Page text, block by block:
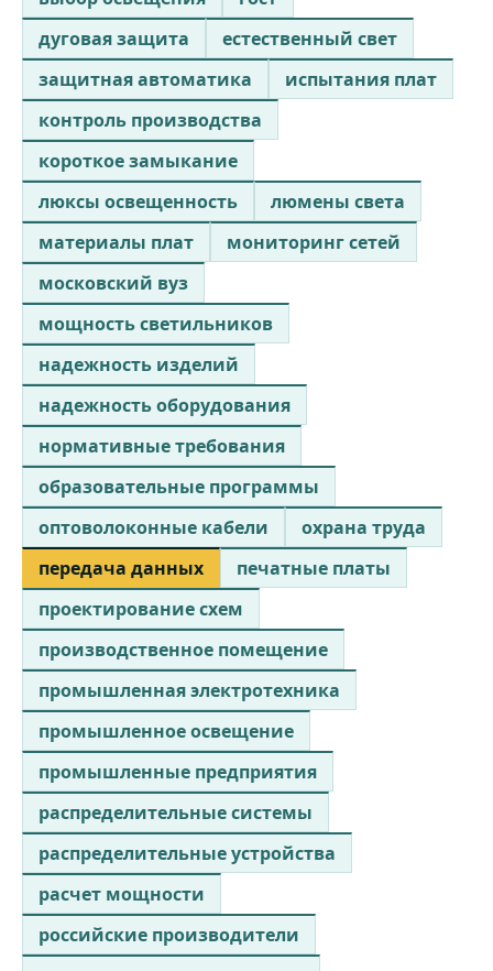
дуговая защита
естественный свет
защитная автоматика
испытания плат
контроль производства
короткое замыкание
люксы освещенность
люмены света
материалы плат
мониторинг сетей
московский вуз
мощность светильников
надежность изделий
надежность оборудования
нормативные требования
образовательные программы
оптоволоконные кабели
охрана труда
передача данных
печатные платы
проектирование схем
производственное помещение
промышленная электротехника
промышленное освещение
промышленные предприятия
распределительные системы
распределительные устройства
расчет мощности
российские производители